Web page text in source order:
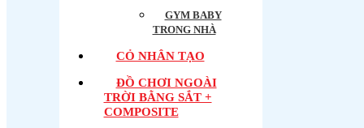
GYM BABY
TRONG NHÀ
CỎ NHÂN TẠO
ĐỒ CHƠI NGOÀI
TRỜI BẰNG SẮT +
COMPOSITE